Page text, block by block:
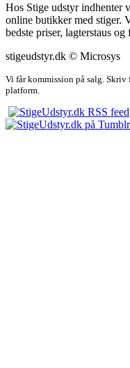
Hos Stige udstyr indhenter
online butikker med stiger.
bedste priser, lagterstaus
stigeudstyr.dk © Microsys
Vi får kommission på salg.
platform.